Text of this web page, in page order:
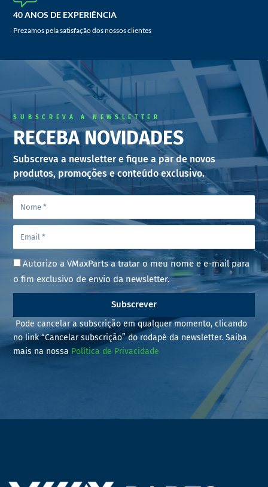
40 ANOS DE EXPERIÊNCIA
Prezamos pela satisfação dos nossos clientes
SUBSCREVA A NEWSLETTER
RECEBA NOVIDADES
Subscreva a newsletter e fique a par de novos
produtos, promoções e conteúdo exclusivo.
Autorizo a VMaxParts a tratar o meu nome e e-mail para
o fim exclusivo de envio da newsletter.
Subscrever
Pode cancelar a subscrição em qualquer momento, clicando
no link “Cancelar subscrição” do rodapé da newsletter. Saiba
mais na nossa Política de Privacidade